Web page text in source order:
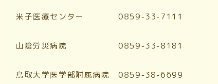
米子医療センター 0859-33-7111
山陰労災病院 0859-33-8181
鳥取大学医学部附属病院 0859-38-6699